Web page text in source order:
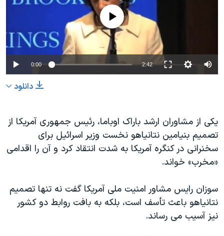
علم و فناوری
آرشیو پخش زنده
انتخابات ریاست جمهوری آمریکا ۲۰۲۴
حمله جمهوری اسلامی به اسرائیل
رمز مهسا
مجموعه مستندهای دادخواهی
تریبونال مردمی آبان ۹۸
دادگاه حمید نوری
قانون شفافیت دارائی کادر رهبری ایران
اعتراضات مردمی آبان ۹۸
زبانهای مختلف
No media source currently available
0:00 2:42
دانلود
یکی از مشاوران ارشد باراک اوباما، رئیس جمهوری آمریکا از
تصمیم بنیامین نتانیاهو نخست وزیر اسرائیل برای
سخنرانی در کنگره آمریکا به شدت انتقاد کرد و آن را اقدامی
«مخرب» خواند.
سوزان رایس مشاور امنیت ملی آمریکا گفت نه تنها تصمیم
نتانیاهو باعث تأسف است، بلکه به بافت روابط دو کشور
نیز آسیب می رساند.